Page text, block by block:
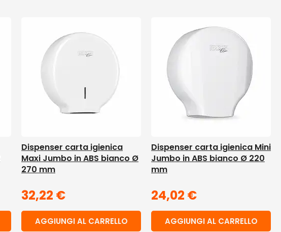
Dispenser carta igienica
Maxi Jumbo in ABS bianco Ø
270 mm
32,22 €
AGGIUNGI AL CARRELLO
Dispenser carta igienica Mini
Jumbo in ABS bianco Ø 220
mm
24,02 €
AGGIUNGI AL CARRELLO